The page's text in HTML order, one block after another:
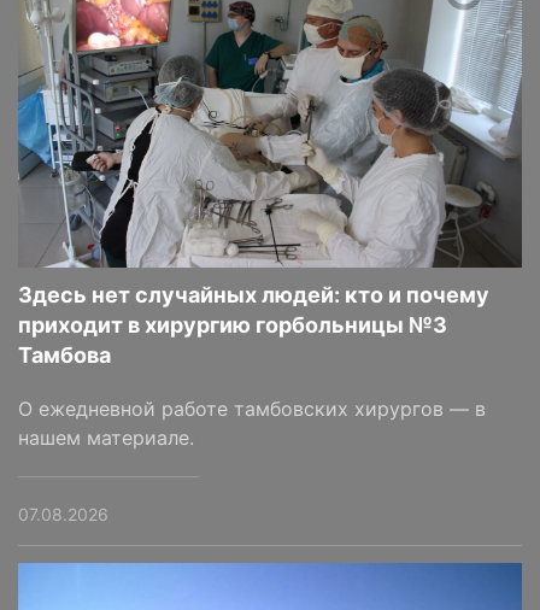
Здесь нет случайных людей: кто и почему
приходит в хирургию горбольницы №3
Тамбова
О ежедневной работе тамбовских хирургов — в
нашем материале.
07.08.2026